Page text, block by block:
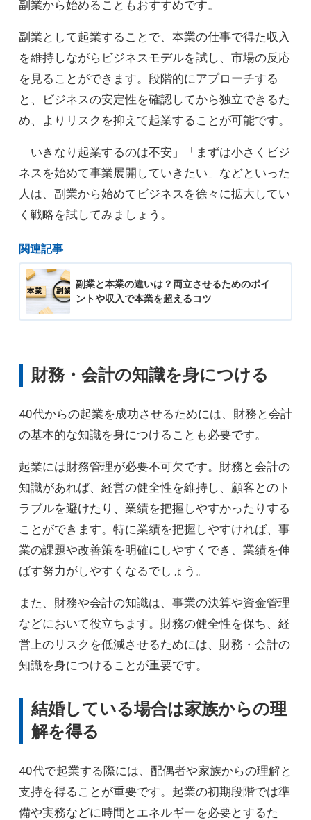
副業から始めることもおすすめです。
副業として起業することで、本業の仕事で得た収入
を維持しながらビジネスモデルを試し、市場の反応
を見ることができます。段階的にアプローチする
と、ビジネスの安定性を確認してから独立できるた
め、よりリスクを抑えて起業することが可能です。
「いきなり起業するのは不安」「まずは小さくビジ
ネスを始めて事業展開していきたい」などといった
人は、副業から始めてビジネスを徐々に拡大してい
く戦略を試してみましょう。
関連記事
副業と本業の違いは？両立させるためのポイ
ントや収入で本業を超えるコツ
財務・会計の知識を身につける
40代からの起業を成功させるためには、財務と会計
の基本的な知識を身につけることも必要です。
起業には財務管理が必要不可欠です。財務と会計の
知識があれば、経営の健全性を維持し、顧客とのト
ラブルを避けたり、業績を把握しやすかったりする
ことができます。特に業績を把握しやすければ、事
業の課題や改善策を明確にしやすくでき、業績を伸
ばす努力がしやすくなるでしょう。
また、財務や会計の知識は、事業の決算や資金管理
などにおいて役立ちます。財務の健全性を保ち、経
営上のリスクを低減させるためには、財務・会計の
知識を身につけることが重要です。
結婚している場合は家族からの理
解を得る
40代で起業する際には、配偶者や家族からの理解と
支持を得ることが重要です。起業の初期段階では準
備や実務などに時間とエネルギーを必要とするた